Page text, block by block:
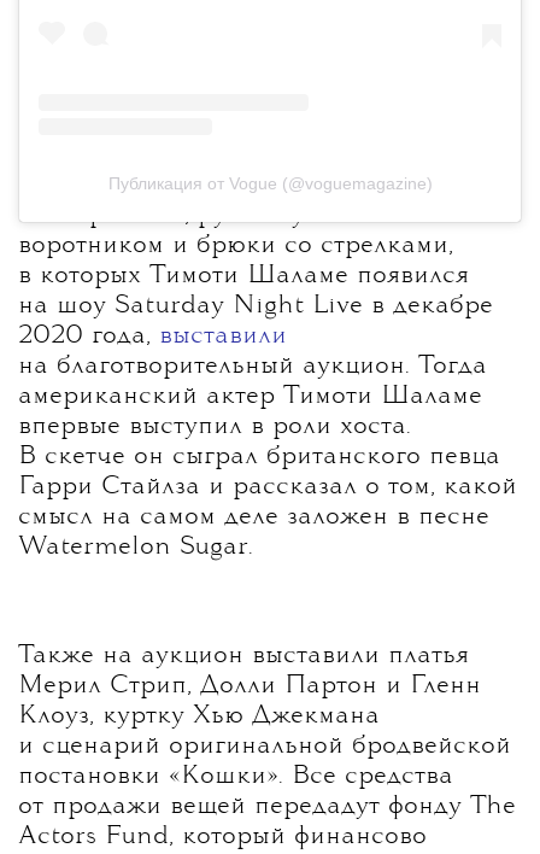
Публикация от Vogue (@voguemagazine)
Свитер Gucci, рубашку с белым
воротником и брюки со стрелками,
в которых Тимоти Шаламе появился
на шоу Saturday Night Live в декабре
2020 года, выставили
на благотворительный аукцион. Тогда
американский актер Тимоти Шаламе
впервые выступил в роли хоста.
В скетче он сыграл британского певца
Гарри Стайлза и рассказал о том, какой
смысл на самом деле заложен в песне
Watermelon Sugar.
Также на аукцион выставили платья
Мерил Стрип, Долли Партон и Гленн
Клоуз, куртку Хью Джекмана
и сценарий оригинальной бродвейской
постановки «Кошки». Все средства
от продажи вещей передадут фонду The
Actors Fund, который финансово